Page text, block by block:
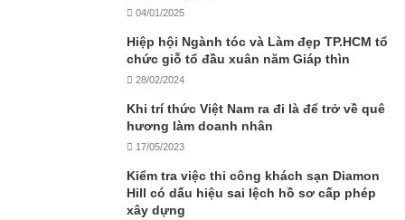
04/01/2025
Hiệp hội Ngành tóc và Làm đẹp TP.HCM tổ
chức giỗ tổ đầu xuân năm Giáp thìn
28/02/2024
Khi trí thức Việt Nam ra đi là để trở về quê
hương làm doanh nhân
17/05/2023
Kiểm tra việc thi công khách sạn Diamon
Hill có dấu hiệu sai lệch hồ sơ cấp phép
xây dựng